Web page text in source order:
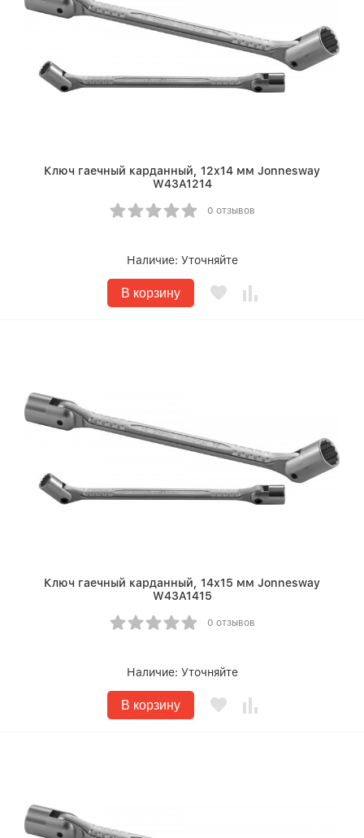
Ключ гаечный карданный, 12х14 мм Jonnesway
W43A1214
0 отзывов
Наличие: Уточняйте
В корзину
Ключ гаечный карданный, 14х15 мм Jonnesway
W43A1415
0 отзывов
Наличие: Уточняйте
В корзину